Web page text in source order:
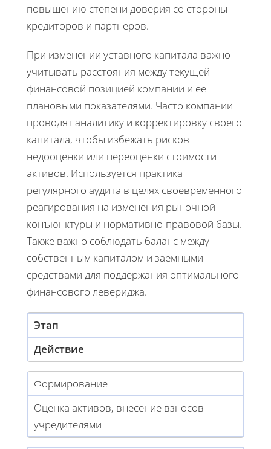
повышению степени доверия со стороны
кредиторов и партнеров.
При изменении уставного капитала важно
учитывать расстояния между текущей
финансовой позицией компании и ее
плановыми показателями. Часто компании
проводят аналитику и корректировку своего
капитала, чтобы избежать рисков
недооценки или переоценки стоимости
активов. Используется практика
регулярного аудита в целях своевременного
реагирования на изменения рыночной
конъюнктуры и нормативно-правовой базы.
Также важно соблюдать баланс между
собственным капиталом и заемными
средствами для поддержания оптимального
финансового левериджа.
Этап
Действие
Формирование
Оценка активов, внесение взносов
учредителями